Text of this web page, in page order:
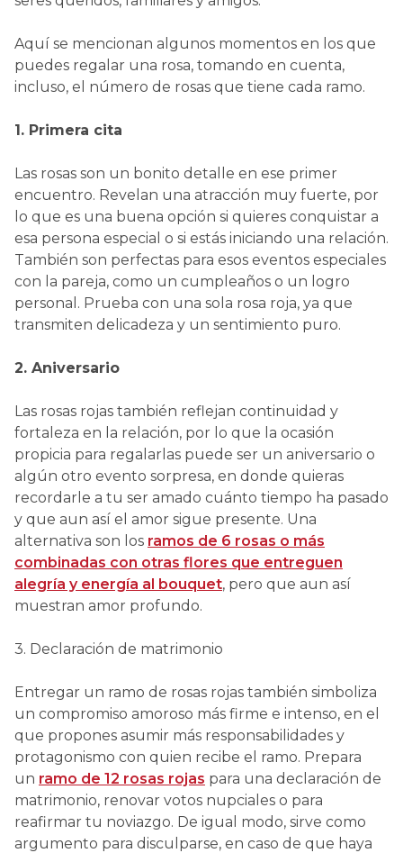
Aquí se mencionan algunos momentos en los que
puedes regalar una rosa, tomando en cuenta,
incluso, el número de rosas que tiene cada ramo.
1. Primera cita
Las rosas son un bonito detalle en ese primer
encuentro. Revelan una atracción muy fuerte, por
lo que es una buena opción si quieres conquistar a
esa persona especial o si estás iniciando una relación.
También son perfectas para esos eventos especiales
con la pareja, como un cumpleaños o un logro
personal. Prueba con una sola rosa roja, ya que
transmiten delicadeza y un sentimiento puro.
2. Aniversario
Las rosas rojas también reflejan continuidad y
fortaleza en la relación, por lo que la ocasión
propicia para regalarlas puede ser un aniversario o
algún otro evento sorpresa, en donde quieras
recordarle a tu ser amado cuánto tiempo ha pasado
y que aun así el amor sigue presente. Una
alternativa son los ramos de 6 rosas o más
combinadas con otras flores que entreguen
alegría y energía al bouquet, pero que aun así
muestran amor profundo.
3. Declaración de matrimonio
Entregar un ramo de rosas rojas también simboliza
un compromiso amoroso más firme e intenso, en el
que propones asumir más responsabilidades y
protagonismo con quien recibe el ramo. Prepara
un ramo de 12 rosas rojas para una declaración de
matrimonio, renovar votos nupciales o para
reafirmar tu noviazgo. De igual modo, sirve como
argumento para disculparse, en caso de que haya